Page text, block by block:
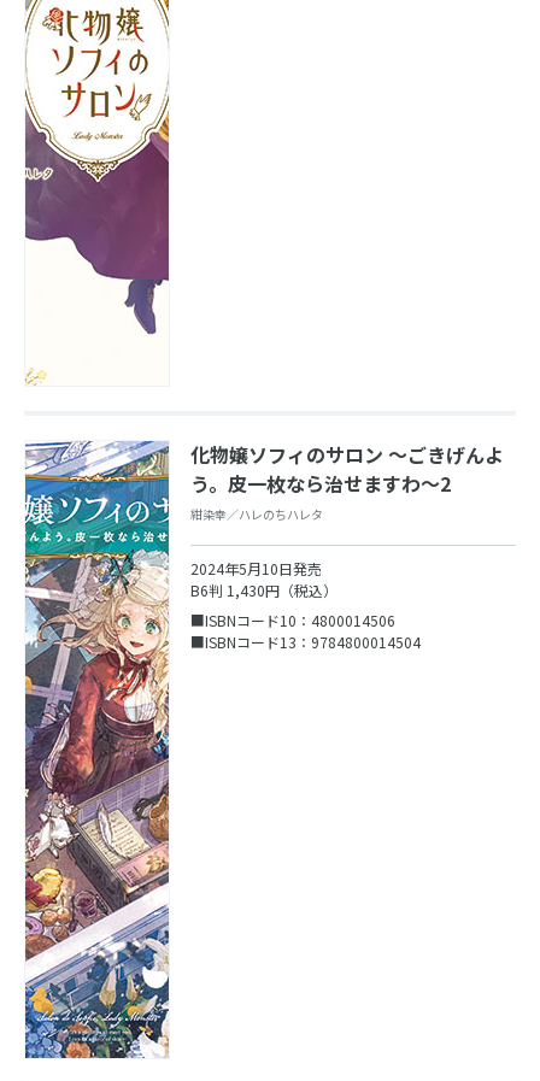
化物嬢ソフィのサロン ～ごきげんよ
う。皮一枚なら治せますわ～2
紺染幸／ハレのちハレタ
2024年5月10日発売
B6判 1,430円（税込）
■ISBNコード10：4800014506
■ISBNコード13：9784800014504